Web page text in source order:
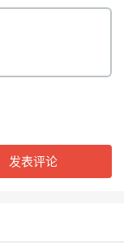
门才茂通信科
，
同），有超大
超大数据包，
选择的 DNS